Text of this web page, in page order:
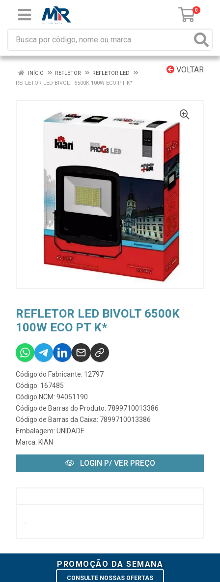
0
VOLTAR
INÍCIO REFLETOR
REFLETOR LED
REFLETOR LED BIVOLT 6500K 100W ECO PT K*
REFLETOR LED BIVOLT 6500K
100W ECO PT K*
Código do Fabricante: 12797
Código: 167485
Código NCM: 94051190
Código de Barras do Produto: 7899710013386
Código de Barras da Caixa: 7899710013386
Embalagem: UNIDADE
Marca: KIAN
LOGIN P/ VER PREÇO
.
PROMOÇÃO DA SEMANA
CONSULTE NOSSAS OFERTAS